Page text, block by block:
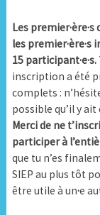
Les
les premier·ère·s
15 participant·e·s.
inscription a été
complets :
possible qu’il y
Merci de ne
participer à
que tu n’es
SIEP au plus tôt
être utile à un·e